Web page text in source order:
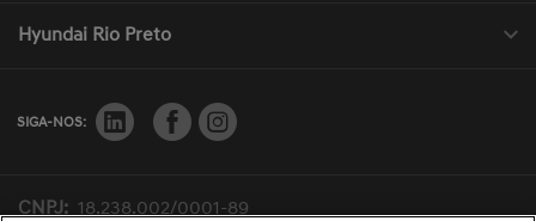
Hyundai Rio Preto
SIGA-NOS:
CNPJ: 18.238.002/0001-89